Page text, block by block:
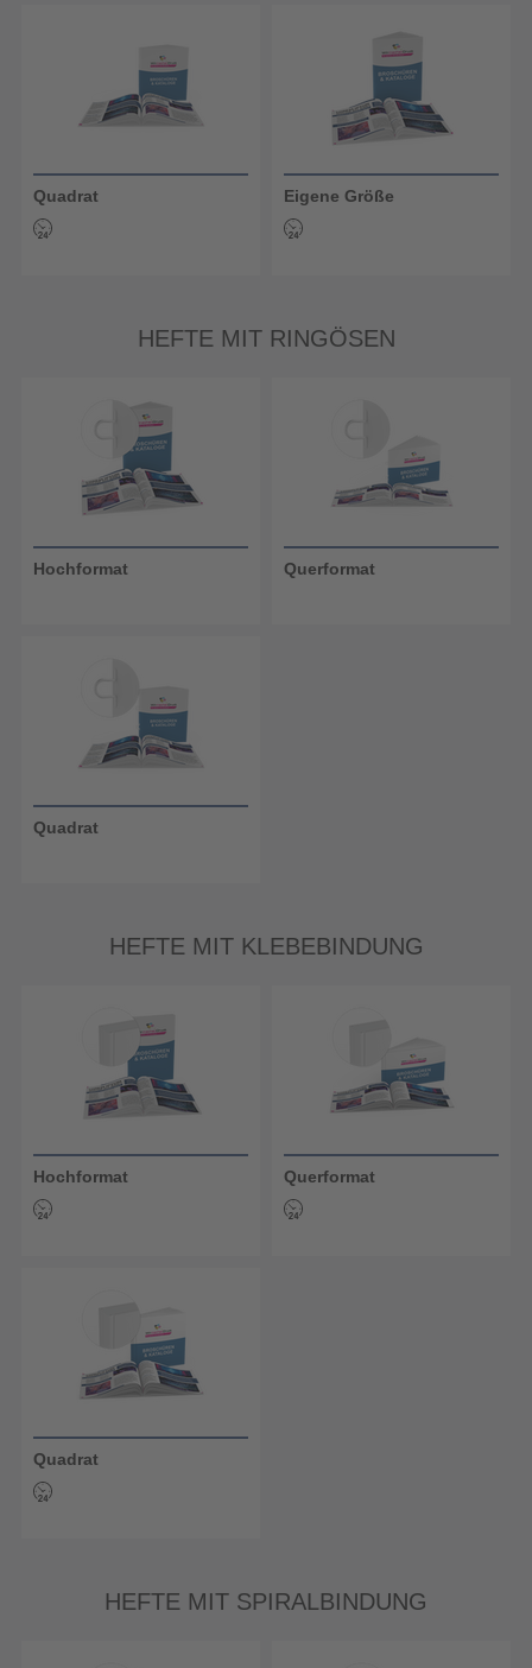
Quadrat Eigene Größe
HEFTE MIT RINGÖSEN
Hochformat Querformat
Quadrat
HEFTE MIT KLEBEBINDUNG
Hochformat Querformat
Quadrat
HEFTE MIT SPIRALBINDUNG